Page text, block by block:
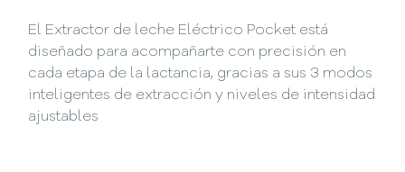
El Extractor de leche Eléctrico Pocket está
diseñado para acompañarte con precisión en
cada etapa de la lactancia, gracias a sus 3 modos
inteligentes de extracción y niveles de intensidad
ajustables